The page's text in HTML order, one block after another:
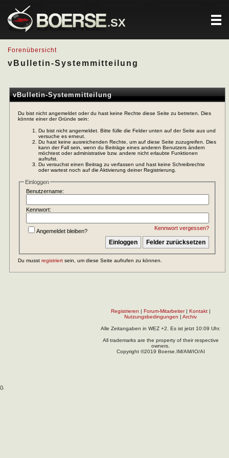
.SX
Forenübersicht
vBulletin-Systemmitteilung
vBulletin-Systemmitteilung
Du bist nicht angemeldet oder du hast keine Rechte diese Seite zu betreten. Dies
könnte einer der Gründe sein:
Du bist nicht angemeldet. Bitte fülle die Felder unten auf der Seite aus und
versuche es erneut.
Du hast keine ausreichenden Rechte, um auf diese Seite zuzugreifen. Dies
kann der Fall sein, wenn du Beiträge eines anderen Benutzers ändern
möchtest oder administrative bzw. andere nicht erlaubte Funktionen
aufrufst.
Du versuchst einen Beitrag zu verfassen und hast keine Schreibrechte
oder wartest noch auf die Aktivierung deiner Registrierung.
Einloggen
Benutzername:
Kennwort:
Kennwort vergessen?
Angemeldet bleiben?
Du musst registriert sein, um diese Seite aufrufen zu können.
Registrieren | Forum-Mitarbeiter| Kontakt|
Nutzungsbedingungen | Archiv
Alle Zeitangaben in WEZ +2. Es ist jetzt 10:09 Uhr.
All trademarks are the property of their respective
owners.
Copyright ©2019 Boerse.IM/AM/IO/AI
().